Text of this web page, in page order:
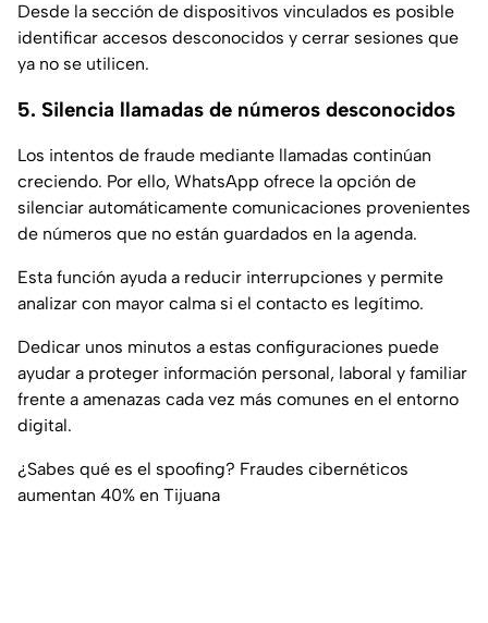
Desde la sección de dispositivos vinculados es posible
identificar accesos desconocidos y cerrar sesiones que
ya no se utilicen.
5. Silencia llamadas de números desconocidos
Los intentos de fraude mediante llamadas continúan
creciendo. Por ello, WhatsApp ofrece la opción de
silenciar automáticamente comunicaciones provenientes
de números que no están guardados en la agenda.
Esta función ayuda a reducir interrupciones y permite
analizar con mayor calma si el contacto es legítimo.
Dedicar unos minutos a estas configuraciones puede
ayudar a proteger información personal, laboral y familiar
frente a amenazas cada vez más comunes en el entorno
digital.
¿Sabes qué es el spoofing? Fraudes cibernéticos
aumentan 40% en Tijuana